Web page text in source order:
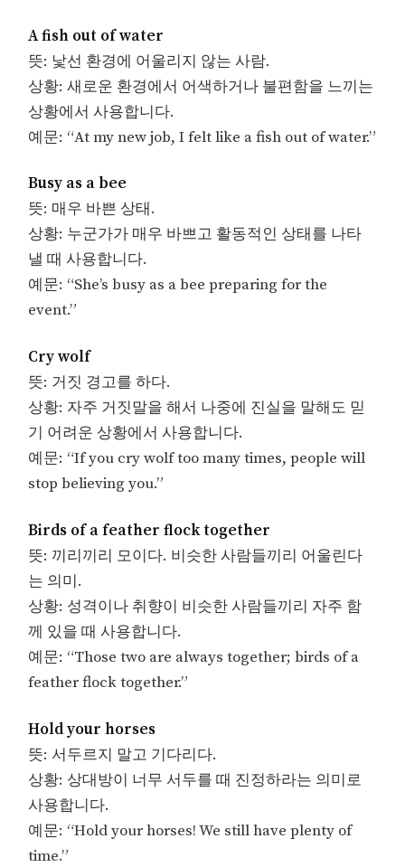
A fish out of water
뜻: 낯선 환경에 어울리지 않는 사람.
상황: 새로운 환경에서 어색하거나 불편함을 느끼는
상황에서 사용합니다.
예문: “At my new job, I felt like a fish out of water.”
Busy as a bee
뜻: 매우 바쁜 상태.
상황: 누군가가 매우 바쁘고 활동적인 상태를 나타
낼 때 사용합니다.
예문: “She’s busy as a bee preparing for the
event.”
Cry wolf
뜻: 거짓 경고를 하다.
상황: 자주 거짓말을 해서 나중에 진실을 말해도 믿
기 어려운 상황에서 사용합니다.
예문: “If you cry wolf too many times, people will
stop believing you.”
Birds of a feather flock together
뜻: 끼리끼리 모이다. 비슷한 사람들끼리 어울린다
는 의미.
상황: 성격이나 취향이 비슷한 사람들끼리 자주 함
께 있을 때 사용합니다.
예문: “Those two are always together; birds of a
feather flock together.”
Hold your horses
뜻: 서두르지 말고 기다리다.
상황: 상대방이 너무 서두를 때 진정하라는 의미로
사용합니다.
예문: “Hold your horses! We still have plenty of
time.”